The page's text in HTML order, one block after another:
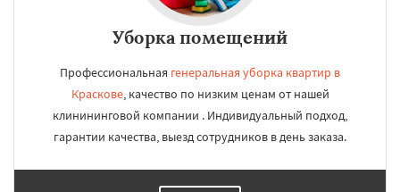
Уборка помещений
Профессиональная генеральная уборка квартир в
Краскове, качество по низким ценам от нашей
клинининговой компании . Индивидуальный подход,
гарантии качества, выезд сотрудников в день заказа.